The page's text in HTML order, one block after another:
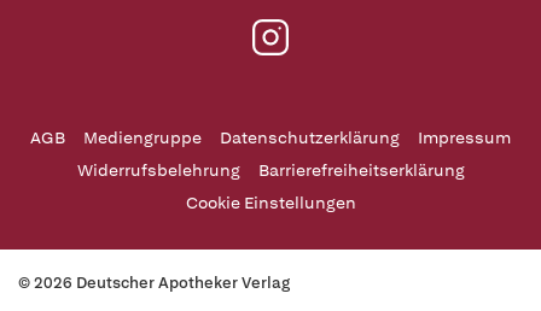
AGB Mediengruppe Datenschutzerklärung
Impressum
Widerrufsbelehrung
Barrierefreiheitserklärung
Cookie Einstellungen
© 2026 Deutscher Apotheker Verlag